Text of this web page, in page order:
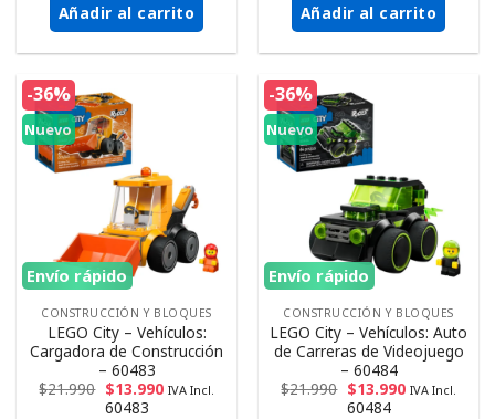
Añadir al carrito Añadir al carrito
-36%
Nuevo
Envío rápido
CONSTRUCCIÓN Y BLOQUES
LEGO City – Vehículos:
Cargadora de Construcción
– 60483
$21.990 $13.990 IVA Incl.
60483
-36%
Nuevo
Envío rápido
CONSTRUCCIÓN Y BLOQUES
LEGO City – Vehículos: Auto
de Carreras de Videojuego
– 60484
$21.990 $13.990 IVA Incl.
60484